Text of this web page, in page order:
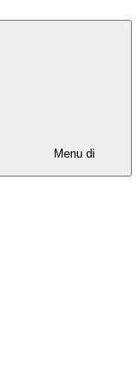
Menu di